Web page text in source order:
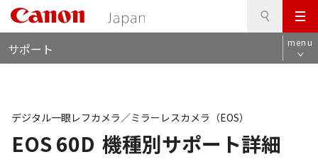
メ
ニ
ュ
サポート menu
EOS 60D 機種別サポート詳細
デジタル一眼レフカメラ／ミラーレスカメラ（EOS）